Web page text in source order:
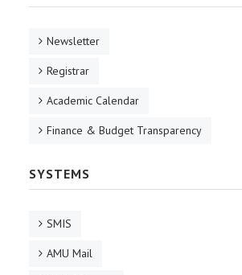
Newsletter
Registrar
Academic Calendar
Finance & Budget Transparency
SYSTEMS
SMIS
AMU Mail